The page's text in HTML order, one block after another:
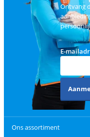
Ontvang
E-
Ons assortiment